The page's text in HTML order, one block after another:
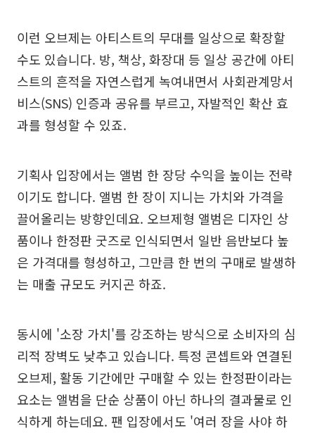
이런 오브제는 아티스트의 무대를 일상으로 확장할
수도 있습니다. 방, 책상, 화장대 등 일상 공간에 아티
스트의 흔적을 자연스럽게 녹여내면서 사회관계망서
비스(SNS) 인증과 공유를 부르고, 자발적인 확산 효
과를 형성할 수 있죠.
기획사 입장에서는 앨범 한 장당 수익을 높이는 전략
이기도 합니다. 앨범 한 장이 지니는 가치와 가격을
끌어올리는 방향인데요. 오브제형 앨범은 디자인 상
품이나 한정판 굿즈로 인식되면서 일반 음반보다 높
은 가격대를 형성하고, 그만큼 한 번의 구매로 발생하
는 매출 규모도 커지곤 하죠.
동시에 '소장 가치'를 강조하는 방식으로 소비자의 심
리적 장벽도 낮추고 있습니다. 특정 콘셉트와 연결된
오브제, 활동 기간에만 구매할 수 있는 한정판이라는
요소는 앨범을 단순 상품이 아닌 하나의 결과물로 인
식하게 하는데요. 팬 입장에서도 '여러 장을 사야 하